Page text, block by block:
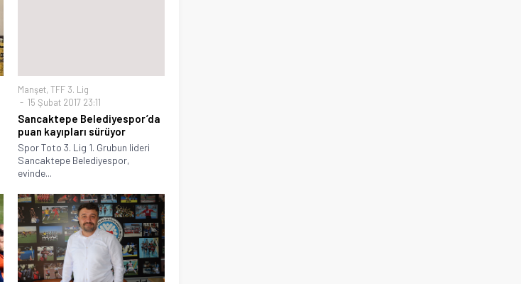
Manşet,TFF 3. Lig
15 Şubat 2017 23:11
Sancaktepe Belediyespor’da
puan kayıpları sürüyor
Spor Toto 3. Lig 1. Grubun lideri
Sancaktepe Belediyespor,
evinde...